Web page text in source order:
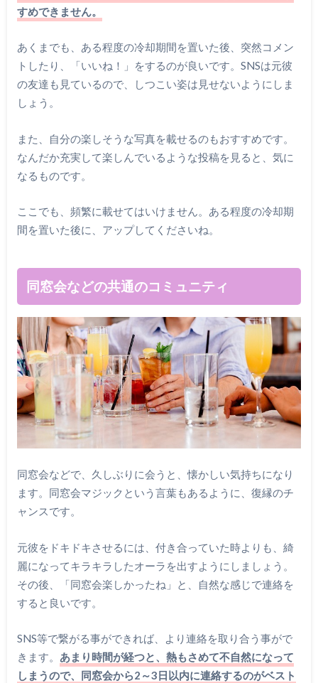
すめできません。
あくまでも、ある程度の冷却期間を置いた後、突然コメン
トしたり、「いいね！」をするのが良いです。SNSは元彼
の友達も見ているので、しつこい姿は見せないようにしま
しょう。
また、自分の楽しそうな写真を載せるのもおすすめです。
なんだか充実して楽しんでいるような投稿を見ると、気に
なるものです。
ここでも、頻繁に載せてはいけません。ある程度の冷却期
間を置いた後に、アップしてくださいね。
同窓会などの共通のコミュニティ
同窓会などで、久しぶりに会うと、懐かしい気持ちになり
ます。同窓会マジックという言葉もあるように、復縁のチ
ャンスです。
元彼をドキドキさせるには、付き合っていた時よりも、綺
麗になってキラキラしたオーラを出すようにしましょう。
その後、「同窓会楽しかったね」と、自然な感じで連絡を
すると良いです。
SNS等で繋がる事ができれば、より連絡を取り合う事がで
きます。 あまり時間が経つと、熱もさめて不自然になって
しまうので、同窓会から2～3日以内に連絡するのがベスト